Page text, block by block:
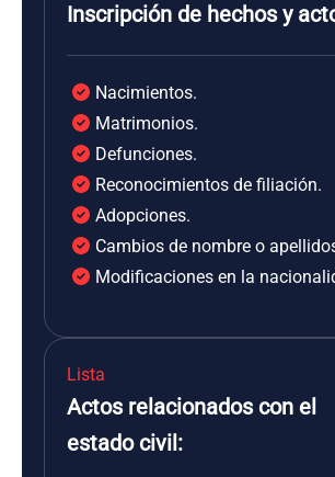
Inscripción de hechos y
Nacimientos.
Matrimonios.
Defunciones.
Reconocimientos de filiación.
Adopciones.
Cambios de nombre o
Modificaciones en la
Lista
Actos relacionados con el
estado civil: